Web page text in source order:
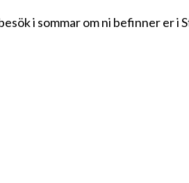
i sommar om ni befinner er i